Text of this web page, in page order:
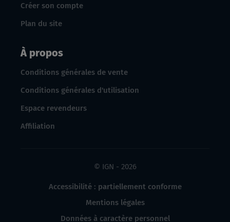
Créer son compte
Plan du site
À propos
Conditions générales de vente
Conditions générales d'utilisation
Espace revendeurs
Affiliation
© IGN - 2026
Accessibilité : partiellement conforme
Mentions légales
Données à caractère personnel